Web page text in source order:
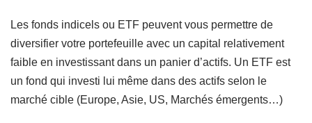
Les fonds indicels ou ETF peuvent vous permettre de
diversifier votre portefeuille avec un capital relativement
faible en investissant dans un panier d’actifs. Un ETF est
un fond qui investi lui même dans des actifs selon le
marché cible (Europe, Asie, US, Marchés émergents…)